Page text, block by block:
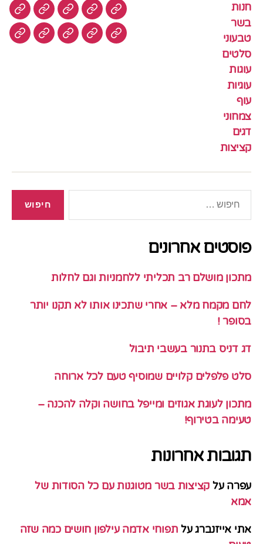
חנות
בשר
טבעוני
סלטים
עוגות
עוגיות
עוף
צמחוני
דגים
קציצות
חנות בשר טבעוניסלטים
עוגיותעוף צמחונידגים
פוסטים אחרונים
מתכון מושלם רב תכליתי ללחמניות וגם לחלות
לחם מקמח מלא – אחרי שתכינו אותו לא תקנו יותר
בסופר !
דג דניס בתנור בעשבי תיבול
סלט פלפלים קלויים שמוסיף טעם לכל ארוחה
מתכון לעוגת אגוזים ומייפל בחושה וקלה להכנה –
טעימה בטירוף!
תגובות אחרונות
עפרה על קציצות בשר מטוגנות עם כל הסודות של
אמא
אתי אייזנברגעל תפוחי אדמה עילפון חושים כמה שזה